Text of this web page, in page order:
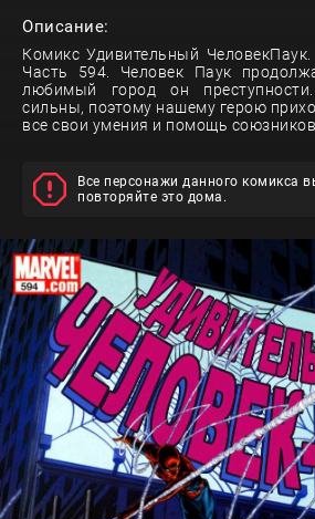
Описание:
Комикс Удивительный ЧеловекПаук.
Часть 594. Человек Паук
любимый город он
сильны, поэтому нашему герою
все свои умения и помощь
Все персонажи данного комикса
повторяйте это дома.